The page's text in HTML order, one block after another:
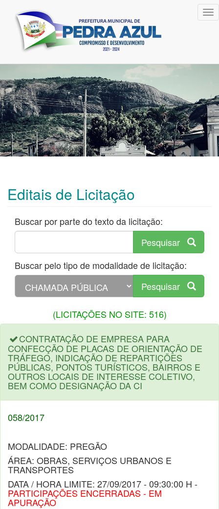
Editais de Licitação
Buscar por parte do texto da licitação:
Pesquisar
Buscar pelo tipo de modalidade de licitação:
Pesquisar
(LICITAÇÕES NO SITE: 516)
CONTRATAÇÃO DE EMPRESA PARA
CONFECÇÃO DE PLACAS DE ORIENTAÇÃO DE
TRÁFEGO, INDICAÇÃO DE REPARTIÇÕES
PÚBLICAS, PONTOS TURÍSTICOS, BAIRROS E
OUTROS LOCAIS DE INTERESSE COLETIVO,
BEM COMO DESIGNAÇÃO DA CI
058/2017
MODALIDADE: PREGÃO
ÁREA: OBRAS, SERVIÇOS URBANOS E
TRANSPORTES
DATA / HORA LIMITE: 27/09/2017 - 09:30:00 H -
PARTICIPAÇÕES ENCERRADAS - EM
APURAÇÃO